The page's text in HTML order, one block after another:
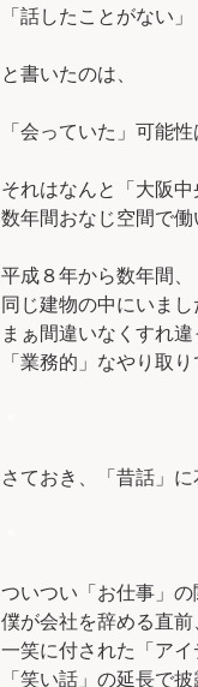
「話したことがない」
と書いたのは、
「会っていた」可能
それはなんと「大阪
数年間おなじ空間で
平成８年から数年間、
同じ建物の中にいま
まぁ間違いなくすれ違
「業務的」なやり取
さておき、「昔話」
ついつい「お仕事」の
僕が会社を辞める直前
一笑に付された「ア
「笑い話」の延長で披